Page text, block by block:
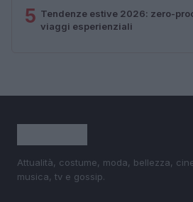
5 Tendenze estive 2026: zero-
viaggi esperienziali
Attualità, costume, moda, bellezza,
musica, tv e gossip.